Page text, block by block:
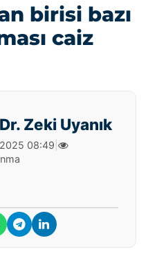
birisi bazı
caiz
Zeki Uyanık
08:49